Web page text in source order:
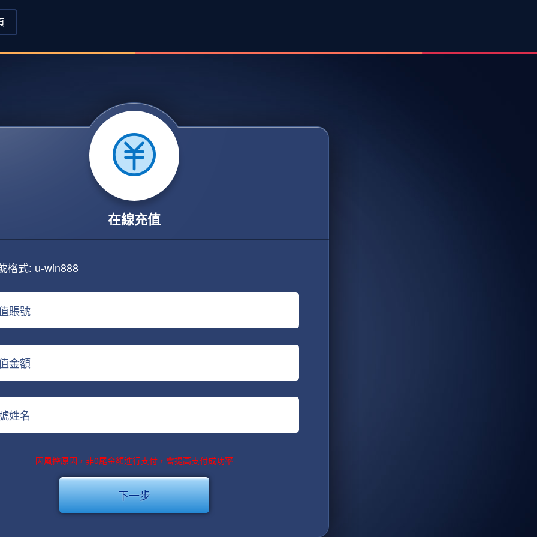
在線充值
格式: u-win888
賬號
金額
姓名
因風控原因，非0尾金額進行支付，會提高支付成功率